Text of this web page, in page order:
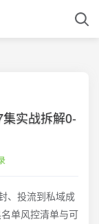
实战拆解0-
、投流到私域成
单风控清单与可